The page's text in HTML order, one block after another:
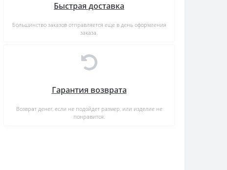
Быстрая доставка
Большинство заказов отправляется еще в день оформления
заказа.
Гарантия возврата
Возврат денег, если не подойдет размер, или изделие не
понравится.